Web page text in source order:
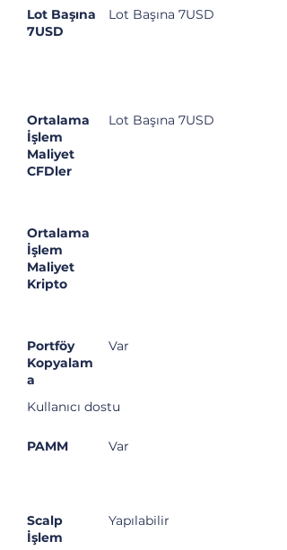
Lot Başına
7USD
Lot Başına 7USD
Ortalama
İşlem
Maliyet
CFDler
Lot Başına 7USD
Ortalama
İşlem
Maliyet
Kripto
Portföy
Kopyalam
a
Var
Kullanıcı dostu
PAMM Var
Scalp
İşlem
Yapılabilir